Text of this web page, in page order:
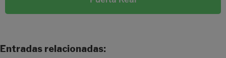
Entradas relacionadas: